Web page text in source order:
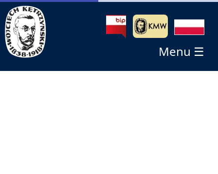
Menu ☰